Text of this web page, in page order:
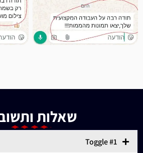
שאלות
Toggle #1